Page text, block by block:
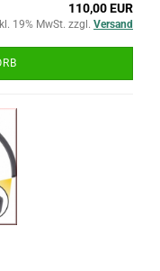
110,00 EUR
19% MwSt. zzgl. Versand